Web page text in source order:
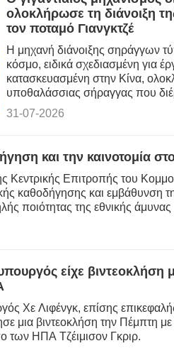
ολοκλήρωσε τη διάνοιξη
τον ποταμό Γιανγκτζέ
Η μηχανή διάνοιξης σηράγγων
κόσμο, ειδικά σχεδιασμένη για
κατασκευασμένη στην Κίνα,
υποθαλάσσιας σήραγγας που
31-07-2026
και την καινοτομία
Κεντρικής Επιτροπής του
καθοδήγησης και εμβάθυνση
ποιότητας της εθνικής
είχε βιντεοκλήση
Λιφένγκ, επίσης επικεφαλής
μια βιντεοκλήση την Πέμπτη
των ΗΠΑ Τζέιμισον Γκριρ.